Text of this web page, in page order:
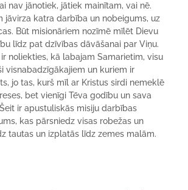
nav jānotiek, jātiek mainītam, vai nē.
jāvirza katra darbība un nobeigums, uz
Būt misionāriem nozīmē mīlēt Dievu
līdz pat dzīvības dāvāšanai par Viņu.
noliekties, kā labajam Samarietim, visu
visnabadzīgākajiem un kuriem ir
jo tas, kurš mīl ar Kristus sirdi nemeklē
bet vienīgi Tēva godību un sava
ir apustuliskās misiju darbības
kas pārsniedz visas robežas un
tautas un izplatās līdz zemes malām.